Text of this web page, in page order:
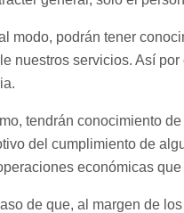
modo, podrán tener
nuestros servicios. Así
tendrán conocimiento
del cumplimiento de
económicas
de que, al margen de